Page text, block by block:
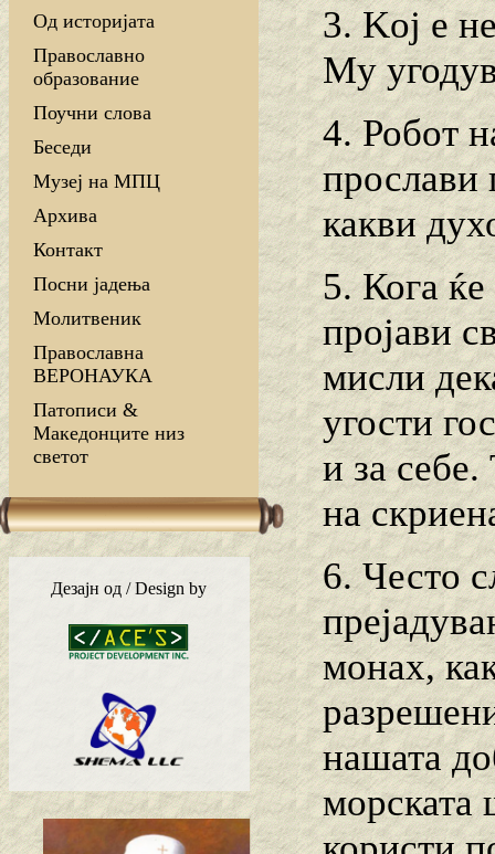
Од историјата
Православно
образование
Поучни слова
Беседи
Музеј на МПЦ
Архива
Контакт
Посни јадења
Молитвеник
Православна
ВЕРОНАУКА
Патописи &
Македонците низ
светот
Дезајн од / Design by
3. Koj e
My
4. Робот
прослави
какви
5. Кога ќе
пројави
мисли
угости
и за
на
6. Често
монах,
нашата
морската